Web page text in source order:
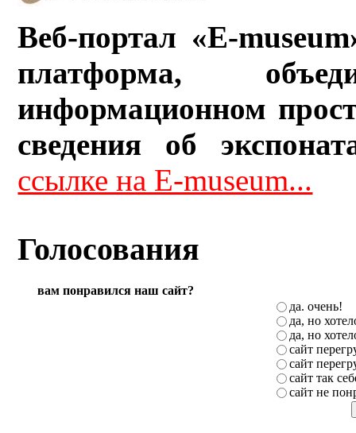
Веб-портал «E-
платформа,
информационном
сведения об
ссылке на E-museum...
Голосования
вам понравился наш сайт?
да. очень!
да, но
да, но
сайт
сайт
сайт так
сайт не